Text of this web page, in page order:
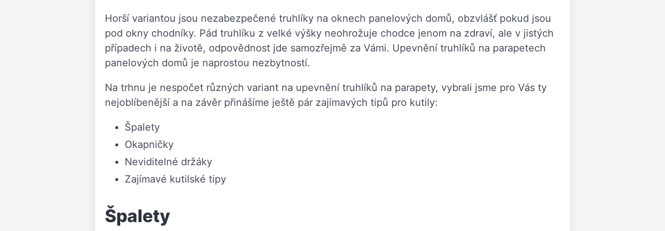
Horší variantou jsou nezabezpečené truhlíky na oknech panelových domů, obzvlášť pokud jsou
pod okny chodníky. Pád truhlíku z velké výšky neohrožuje chodce jenom na zdraví, ale v jistých
případech i na životě, odpovědnost jde samozřejmě za Vámi. Upevnění truhlíků na parapetech
panelových domů je naprostou nezbytností.
Na trhnu je nespočet různých variant na upevnění truhlíků na parapety, vybrali jsme pro Vás ty
nejoblíbenější a na závěr přinášíme ještě pár zajímavých tipů pro kutily:
Špalety
Okapničky
Neviditelné držáky
Zajímavé kutilské tipy
Špalety